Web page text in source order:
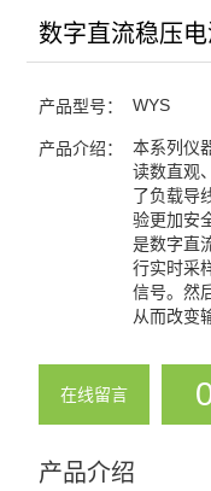
数字电位差综合测试
压力计
数字直流稳压
产品型号： WYS
产品介绍：
本系列仪
读数直观
了负载导
验更加安
是数字直
行实时采
信号。然
从而改变
在线留言
产品介绍